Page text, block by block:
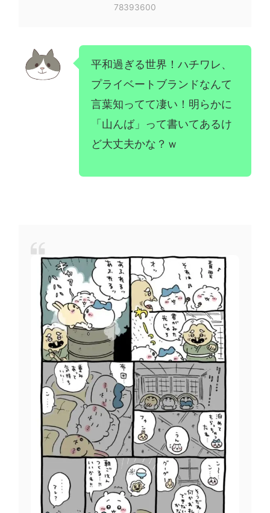
78393600
平和過ぎる世界！ハチワレ、
プライベートブランドなんて
言葉知ってて凄い！明らかに
「山んば」って書いてあるけ
ど大丈夫かな？ｗ